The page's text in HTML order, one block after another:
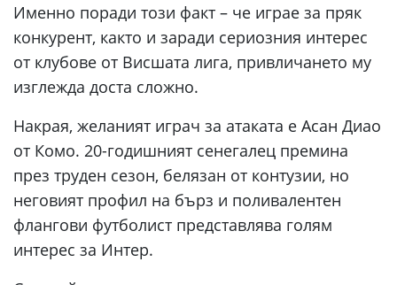
Именно поради този факт – че играе за пряк
конкурент, както и заради сериозния интерес
от клубове от Висшата лига, привличането му
изглежда доста сложно.
Накрая, желаният играч за атаката е Асан Диао
от Комо. 20-годишният сенегалец премина
през труден сезон, белязан от контузии, но
неговият профил на бърз и поливалентен
флангови футболист представлява голям
интерес за Интер.